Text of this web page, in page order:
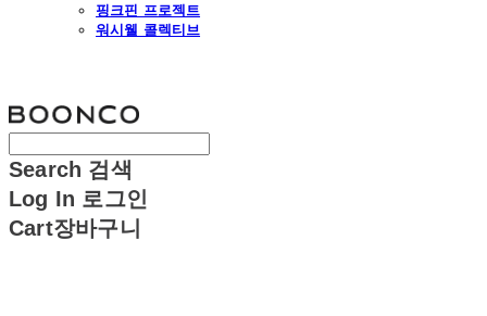
핑크핀 프로젝트
워시웰 콜렉티브
Search 검색
Log In 로그인
Cart장바구니